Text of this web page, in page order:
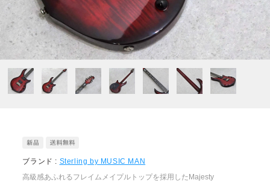
ブランド : Sterling by MUSIC MAN
高級感あふれるフレイムメイプルトップを採用したMajesty